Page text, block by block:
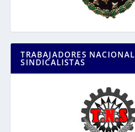
TRABAJADORES NACIONAL
SINDICALISTAS